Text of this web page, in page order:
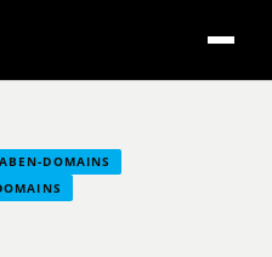
DOMAINS